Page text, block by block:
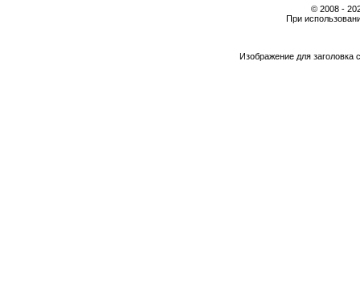
© 2008 -
При
Изображение для